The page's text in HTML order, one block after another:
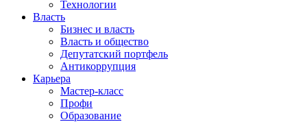
Технологии
Власть
Бизнес и власть
Власть и общество
Депутатский портфель
Антикоррупция
Карьера
Мастер-класс
Профи
Образование